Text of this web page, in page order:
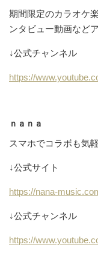
期間限定のカラオケ
ンタビュー動画など
↓公式チャンネル
https://
ｎａｎａ
スマホでコラボも気
↓公式サイト
https://nana-
↓公式チャンネル
https://